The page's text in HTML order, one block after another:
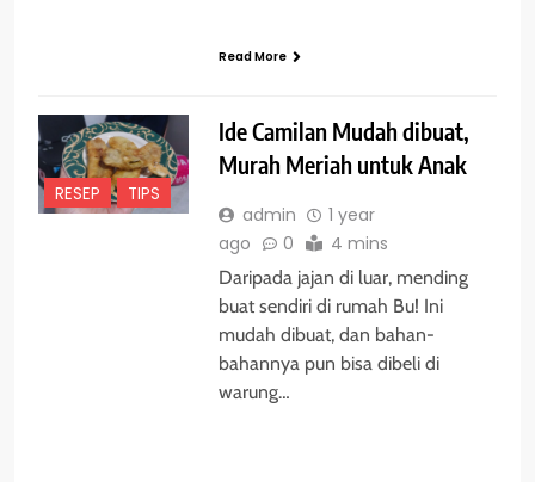
Read More
RESEP TIPS
Ide Camilan Mudah dibuat,
Murah Meriah untuk Anak
admin
1 year
ago
0 4 mins
Daripada jajan di luar, mending
buat sendiri di rumah Bu! Ini
mudah dibuat, dan bahan-
bahannya pun bisa dibeli di
warung…